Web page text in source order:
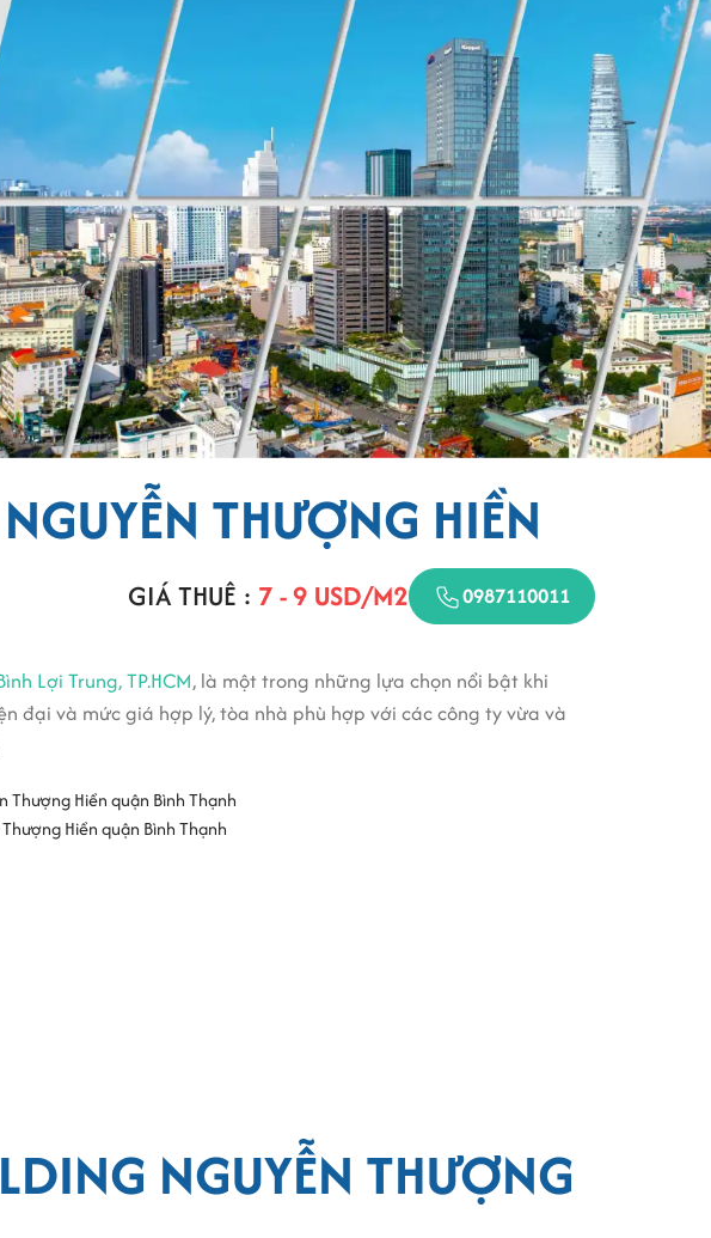
THƯỢNG HIỀN
GIÁ THUÊ : 7 - 9 USD/M2 0987110011
Lợi Trung, TP.HCM, là một trong những lựa chọn nổi bật khi
đại và mức giá hợp lý, tòa nhà phù hợp với các công ty vừa và
Hiền quận Bình Thạnh
doanh nghiệp: NGUYỄN THƯỢNG